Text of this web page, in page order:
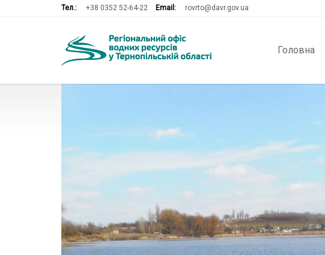
Тел.: +38 0352 52-64-22 Email: rovrto@davr.gov.ua
Головна